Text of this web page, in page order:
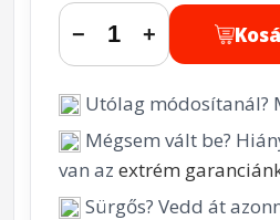
− +
Utólag módosítanál?
Mégsem vált be?
van az extrém
Sürgős? Vedd át